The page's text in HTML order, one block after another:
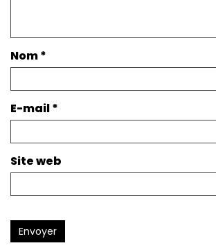
Nom*
E-mail*
Site web
Envoyer